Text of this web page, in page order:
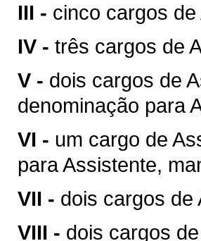
III - cinco cargos
IV - três cargos de
V - dois cargos de
denominação para
VI - um cargo de
para Assistente,
VII - dois cargos de
VIII - dois cargos